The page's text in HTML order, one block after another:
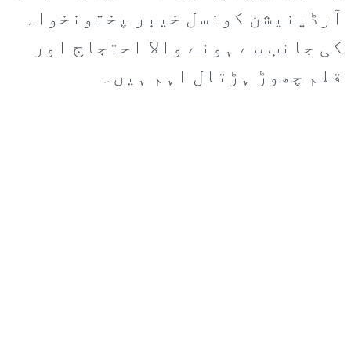
آرڈینیشن کونسل خیبر پختونخواہ
کی جانب سے ہونے والا احتجاج اور
قلم چھوڑ ہڑتال اہم ہیں۔